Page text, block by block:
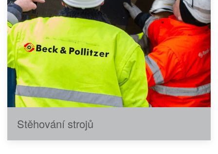
Stěhování strojů